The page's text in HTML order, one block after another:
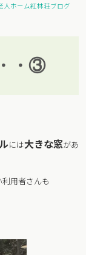
人ホーム紅林荘ブログ
・③
には大きな窓があ
用者さんも